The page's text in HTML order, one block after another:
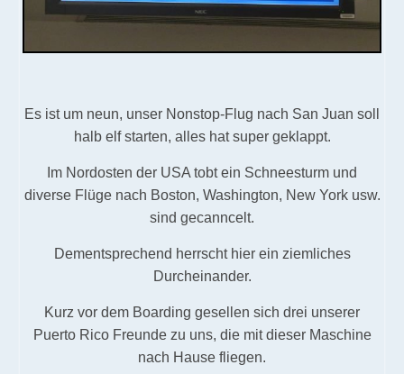
Es ist um neun, unser Nonstop-Flug nach San Juan soll
halb elf starten, alles hat super geklappt.
Im Nordosten der USA tobt ein Schneesturm und
diverse Flüge nach Boston, Washington, New York usw.
sind gecanncelt.
Dementsprechend herrscht hier ein ziemliches
Durcheinander.
Kurz vor dem Boarding gesellen sich drei unserer
Puerto Rico Freunde zu uns, die mit dieser Maschine
nach Hause fliegen.